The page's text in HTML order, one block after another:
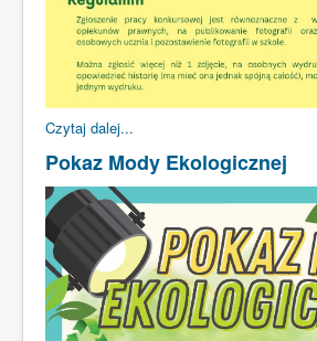
Czytaj dalej...
Pokaz Mody Ekologicznej